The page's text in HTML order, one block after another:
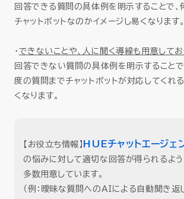
回答できる質問の具体例を明示することで、
チャットボットなのかイメージし易くなります。
・ できないことや、人に聞く導線も用意してお
回答できない質問の具体例を明示すること
度の質問までチャットボットが対応してくれ
くなります。
【お役立ち情報】 HUEチャットエージェ
の悩みに対して適切な回答が得られるよう
多数用意しています。
（例：曖昧な質問へのAIによる自動聞き返